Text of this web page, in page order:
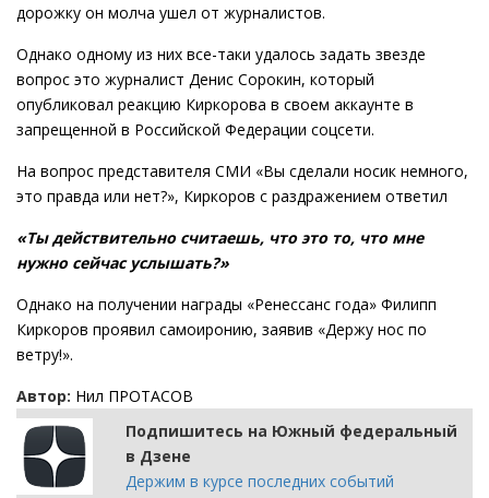
дорожку он молча ушел от журналистов.
Однако одному из них все-таки удалось задать звезде
вопрос это журналист Денис Сорокин, который
опубликовал реакцию Киркорова в своем аккаунте в
запрещенной в Российской Федерации соцсети.
На вопрос представителя СМИ «Вы сделали носик немного,
это правда или нет?», Киркоров с раздражением ответил
«Ты действительно считаешь, что это то, что мне
нужно сейчас услышать?»
Однако на получении награды «Ренессанс года» Филипп
Киркоров проявил самоиронию, заявив «Держу нос по
ветру!».
Автор: Нил ПРОТАСОВ
Подпишитесь на Южный федеральный
в Дзене
Держим в курсе последних событий